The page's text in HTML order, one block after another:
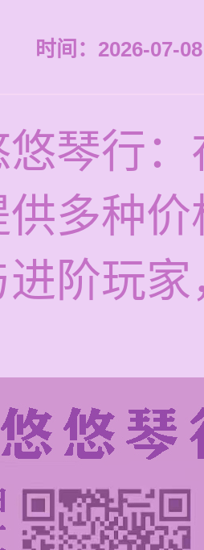
时间：2026-07-
琴行
多种
进阶玩